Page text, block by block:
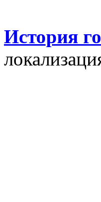
История